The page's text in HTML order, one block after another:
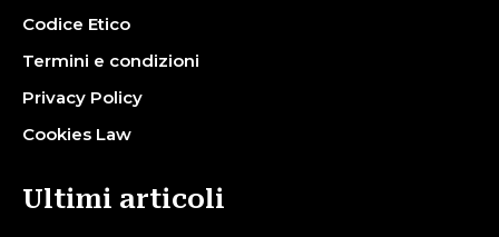
Codice Etico
Termini e condizioni
Privacy Policy
Cookies Law
Ultimi articoli